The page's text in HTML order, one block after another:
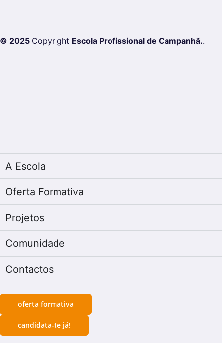
© 2025 Copyright Escola Profissional de Campanhã..
A Escola
Oferta Formativa
Projetos
Comunidade
Contactos
oferta formativa
candidata-te já!